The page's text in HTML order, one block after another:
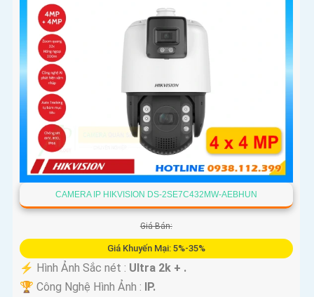
CAMERA IP HIKVISION DS-2SE7C432MW-AEBHUN
Giá Bán:
Giá Khuyến Mại: 5%-35%
️⚡ Hình Ảnh Sắc nét : Ultra 2k + .
🏆 Công Nghệ Hình Ảnh : IP.